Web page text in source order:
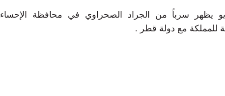
يظهر سرباً من الجراد الصحراوي في محافظة الإحساء
للمملكة مع دولة قطر .